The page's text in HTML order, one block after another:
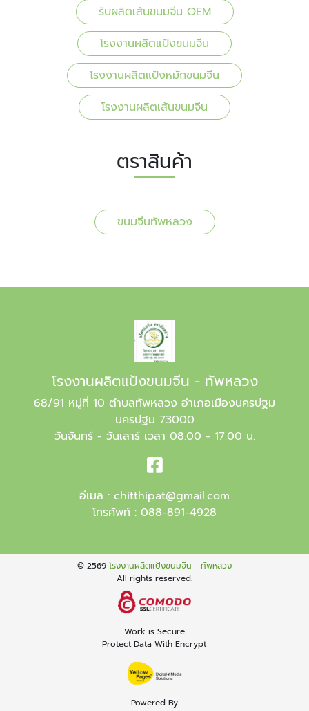
รับผลิตเส้นขนมจีน OEM
โรงงานผลิตแป้งขนมจีน
โรงงานผลิตแป้งหมักขนมจีน
โรงงานผลิตเส้นขนมจีน
ตราสินค้า
ขนมจีนทัพหลวง
โรงงานผลิตแป้งขนมจีน - ทัพหลวง
68/91 หมู่ที่ 10 ตำบลทัพหลวง อำเภอเมืองนครปฐม
นครปฐม 73000
วันจันทร์ - วันเสาร์ เวลา 08.00 - 17.00 น.
อีเมล : chitthipat@gmail.com
โทรศัพท์ : 088-891-4928
© 2569 โรงงานผลิตแป้งขนมจีน - ทัพหลวง
All rights reserved.
Work is Secure
Protect Data With Encrypt
Powered By